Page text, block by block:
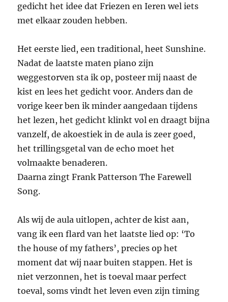
gedicht het idee dat Friezen en Ieren wel iets
met elkaar zouden hebben.
Het eerste lied, een traditional, heet Sunshine.
Nadat de laatste maten piano zijn
weggestorven sta ik op, posteer mij naast de
kist en lees het gedicht voor. Anders dan de
vorige keer ben ik minder aangedaan tijdens
het lezen, het gedicht klinkt vol en draagt bijna
vanzelf, de akoestiek in de aula is zeer goed,
het trillingsgetal van de echo moet het
volmaakte benaderen.
Daarna zingt Frank Patterson The Farewell
Song.
Als wij de aula uitlopen, achter de kist aan,
vang ik een flard van het laatste lied op: ‘To
the house of my fathers’, precies op het
moment dat wij naar buiten stappen. Het is
niet verzonnen, het is toeval maar perfect
toeval, soms vindt het leven even zijn timing